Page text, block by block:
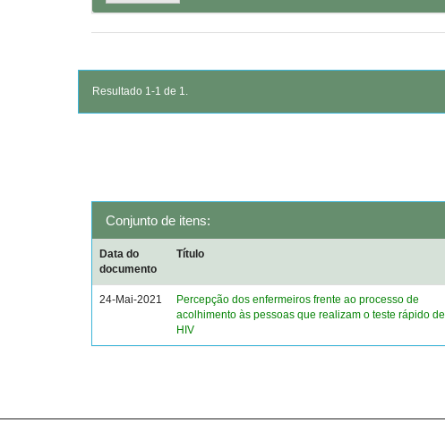
Resultado 1-1 de 1.
Conjunto de itens:
Data do
documento
Título
24-Mai-2021
Percepção dos enfermeiros frente ao processo de
acolhimento às pessoas que realizam o teste rápido de
HIV